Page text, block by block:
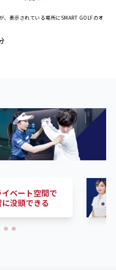
表示されている場所にSMART GOLFのオ
ベート空間で
没頭できる